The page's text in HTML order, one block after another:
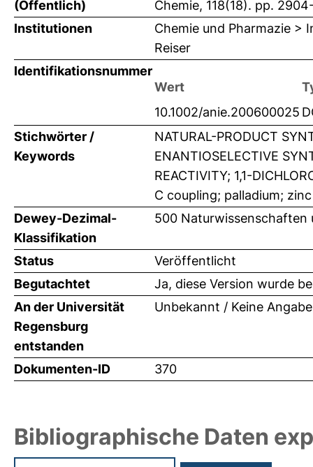
(Öffentlich)
Chemie, 118(18). pp.
Institutionen
Chemie und Pharmazie >
Reiser
Identifikationsnummer
Wert
10.1002/anie.200600025
Stichwörter /
Keywords
NATURAL-PRODUCT
ENANTIOSELECTIVE
REACTIVITY; 1,1-
C coupling; palladium; zinc
Dewey-Dezimal-
Klassifikation
500 Naturwissenschaften
Status
Veröffentlicht
Begutachtet
Ja, diese Version wurde
An der Universität
Regensburg
entstanden
Unbekannt / Keine Angabe
Dokumenten-ID 370
Bibliographische Daten